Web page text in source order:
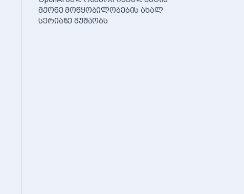
მქონე მოწყობილობების ახალ
სერიაზე მუშაობს